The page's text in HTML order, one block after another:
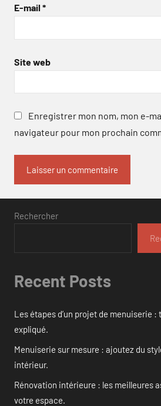
E-mail *
Site web
Enregistrer mon nom, mon e-
navigateur pour mon prochain
Rechercher
Recent Posts
Les étapes d’un projet de menuiserie :
expliqué.
Menuiserie sur mesure : ajoutez du
intérieur.
Rénovation intérieure : les meilleures
votre espace.